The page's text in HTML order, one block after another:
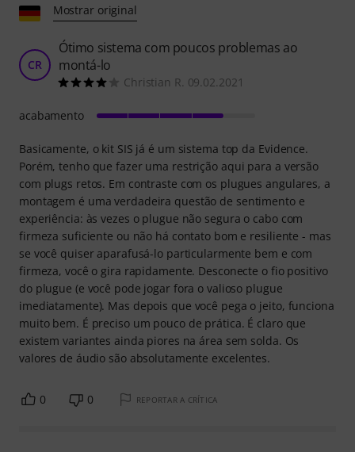
Mostrar original
CR
Ótimo sistema com poucos problemas ao
montá-lo
Christian R. 09.02.2021
Basicamente, o kit SIS já é um sistema top da Evidence.
Porém, tenho que fazer uma restrição aqui para a versão
com plugs retos. Em contraste com os plugues angulares, a
montagem é uma verdadeira questão de sentimento e
experiência: às vezes o plugue não segura o cabo com
firmeza suficiente ou não há contato bom e resiliente - mas
se você quiser aparafusá-lo particularmente bem e com
firmeza, você o gira rapidamente. Desconecte o fio positivo
do plugue (e você pode jogar fora o valioso plugue
imediatamente). Mas depois que você pega o jeito, funciona
muito bem. É preciso um pouco de prática. É claro que
existem variantes ainda piores na área sem solda. Os
valores de áudio são absolutamente excelentes.
acabamento
0 0 REPORTAR A CRÍTICA